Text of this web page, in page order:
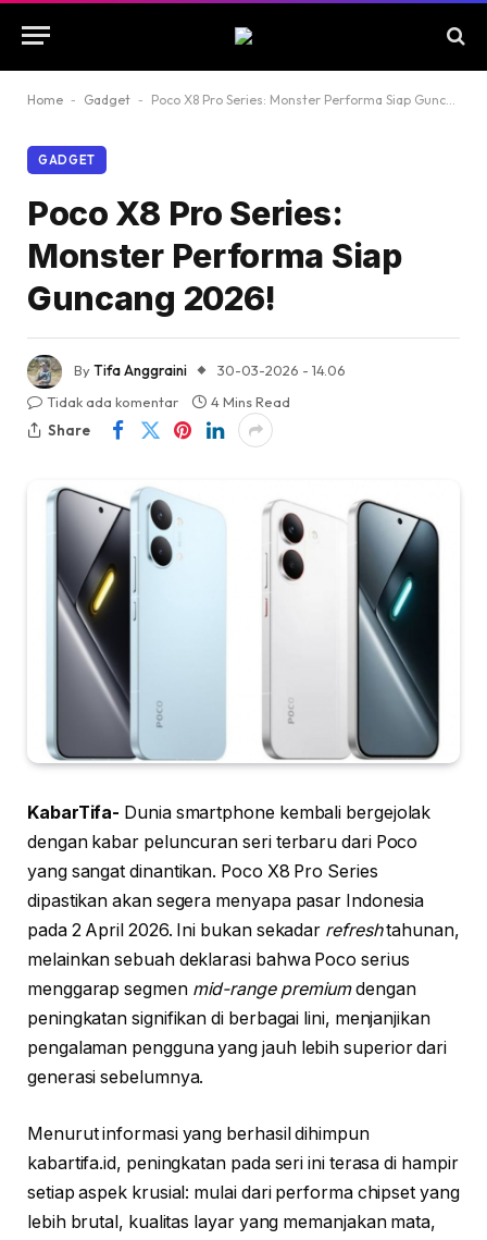
Home - Gadget - Poco X8 Pro Series: Monster Performa Siap Guncang 2026!
GADGET
Poco X8 Pro Series:
Monster Performa Siap
Guncang 2026!
ByTifa Anggraini
30-03-2026 - 14.06
Tidak ada komentar
4 Mins Read
Share
KabarTifa- Dunia smartphone kembali bergejolak
dengan kabar peluncuran seri terbaru dari Poco
yang sangat dinantikan. Poco X8 Pro Series
dipastikan akan segera menyapa pasar Indonesia
pada 2 April 2026. Ini bukan sekadar refreshtahunan,
melainkan sebuah deklarasi bahwa Poco serius
menggarap segmen mid-range premiumdengan
peningkatan signifikan di berbagai lini, menjanjikan
pengalaman pengguna yang jauh lebih superior dari
generasi sebelumnya.
Menurut informasi yang berhasil dihimpun
kabartifa.id, peningkatan pada seri ini terasa di hampir
setiap aspek krusial: mulai dari performa chipset yang
lebih brutal, kualitas layar yang memanjakan mata,